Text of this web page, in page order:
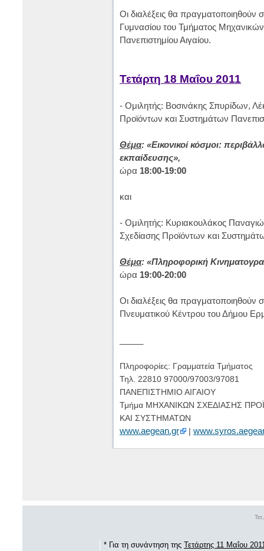
Οι διαλέξεις θα πραγματοποιηθούν
Γυμνασίου του Τμήματος
Πανεπιστημίου Αιγαίου.
Τετάρτη 18 Μαΐου 2011
- Ομιλητής: Βοσινάκης Σπυρίδων,
Προϊόντων και Συστημάτων
Θέμα: «Εικονικοί κόσμοι:
εκπαίδευσης»,
ώρα 18:00-19:00
και
- Ομιλητής: Κυριακουλάκος
Σχεδίασης Προϊόντων και
Θέμα: «Πληροφορική
ώρα 19:00-20:00
Οι διαλέξεις θα πραγματοποιηθούν
Πνευματικού Κέντρου του Δήμου
Πληροφορίες: Γραμματεία Τμήματος
Τηλ. 22810 97000/97003/97081
ΠΑΝΕΠΙΣΤΗΜΙΟ ΑΙΓΑΙΟΥ
Τμήμα ΜΗΧΑΝΙΚΩΝ ΣΧΕΔΙΑΣΗΣ
ΚΑΙ ΣΥΣΤΗΜΑΤΩΝ
www.aegean.gr
* Για τη συνάντηση της Τετάρτης 11 Μαΐου